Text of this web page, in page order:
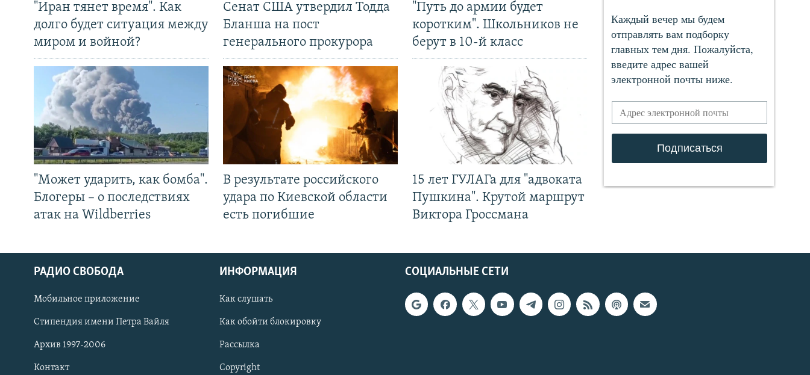
СОЦИАЛЬНЫЕ СЕТИ
"Иран тянет время". Как
долго будет ситуация между
миром и войной?
"Может ударить, как бомба".
Блогеры – о последствиях
атак на Wildberries
Сенат США утвердил Тодда
Бланша на пост
генерального прокурора
В результате российского
удара по Киевской области
есть погибшие
"Путь до армии будет
коротким". Школьников не
берут в 10-й класс
15 лет ГУЛАГа для "адвоката
Пушкина". Крутой маршрут
Виктора Гроссмана
СОЦИАЛЬНЫЕ СЕТИ
РАДИО СВОБОДА
Мобильное приложение
Стипендия имени Петра Вайля
Архив 1997-2006
Контакт
ИНФОРМАЦИЯ
Как слушать
Как обойти блокировку
Рассылка
Copyright